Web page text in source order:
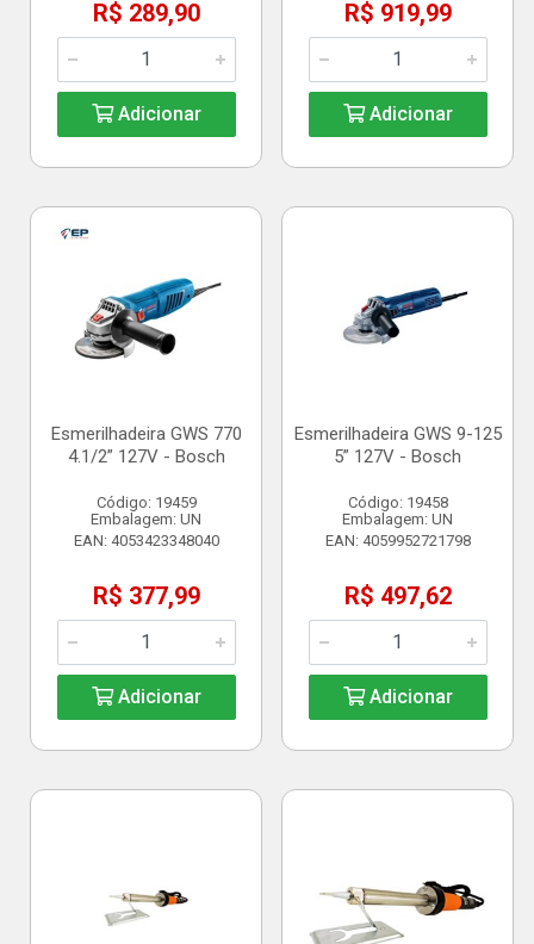
R$ 289,90
Adicionar
R$ 919,99
Adicionar
Esmerilhadeira GWS 770
4.1/2” 127V - Bosch
Código: 19459
Embalagem: UN
EAN: 4053423348040
R$ 377,99
Adicionar
Esmerilhadeira GWS 9-125
5” 127V - Bosch
Código: 19458
Embalagem: UN
EAN: 4059952721798
R$ 497,62
Adicionar